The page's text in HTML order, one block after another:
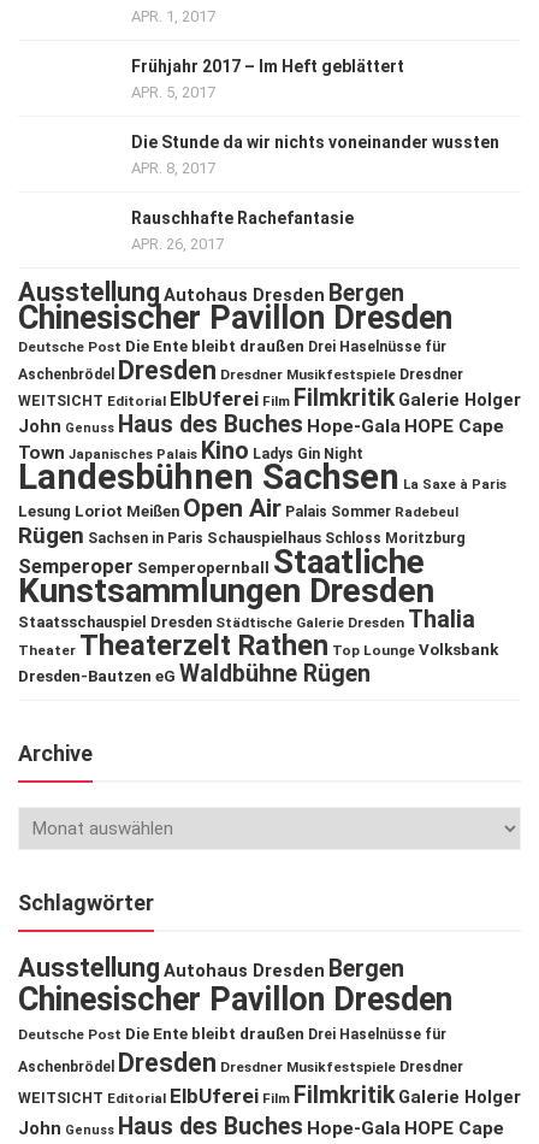
APR. 1, 2017
Frühjahr 2017 – Im Heft geblättert
APR. 5, 2017
Die Stunde da wir nichts voneinander wussten
APR. 8, 2017
Rauschhafte Rachefantasie
APR. 26, 2017
Ausstellung Autohaus Dresden Bergen
Chinesischer Pavillon Dresden
Deutsche Post Die Ente bleibt draußen Drei Haselnüsse für
Aschenbrödel
Dresden Dresdner Musikfestspiele Dresdner
WEITSICHT Editorial ElbUferei Film Filmkritik Galerie Holger
John Genuss Haus des Buches Hope-Gala HOPE Cape
Town Japanisches Palais Kino Ladys Gin Night
Landesbühnen Sachsen La Saxe à Paris
Lesung Loriot Meißen Open Air Palais Sommer Radebeul
Rügen Sachsen in Paris Schauspielhaus Schloss Moritzburg
Semperoper Semperopernball Staatliche
Kunstsammlungen Dresden
Staatsschauspiel Dresden Städtische Galerie Dresden Thalia
Theater Theaterzelt Rathen Top Lounge Volksbank
Dresden-Bautzen eG Waldbühne Rügen
Archive
Schlagwörter
Ausstellung Autohaus Dresden Bergen
Chinesischer Pavillon Dresden
Deutsche Post Die Ente bleibt draußen Drei Haselnüsse für
Aschenbrödel
Dresden Dresdner Musikfestspiele Dresdner
WEITSICHT Editorial ElbUferei Film Filmkritik Galerie Holger
John Genuss Haus des Buches Hope-Gala HOPE Cape